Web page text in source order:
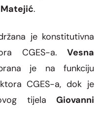
.
je konstitutivna
CGES-a.
Vesna
je na funkciju
CGES-a, dok je
tijela Giovanni